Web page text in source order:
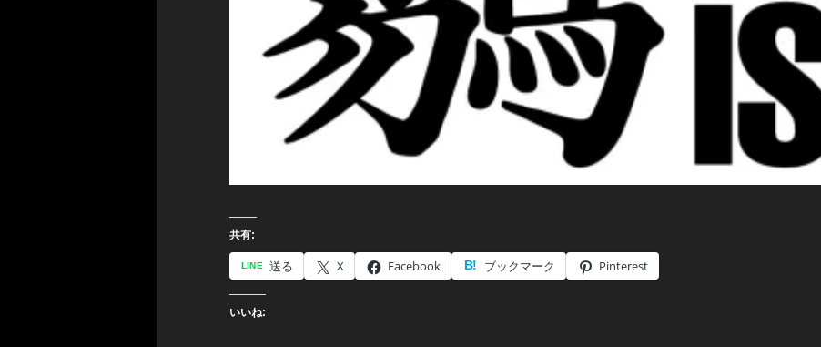
共有:
送る X Facebook ブックマーク Pinterest
いいね: